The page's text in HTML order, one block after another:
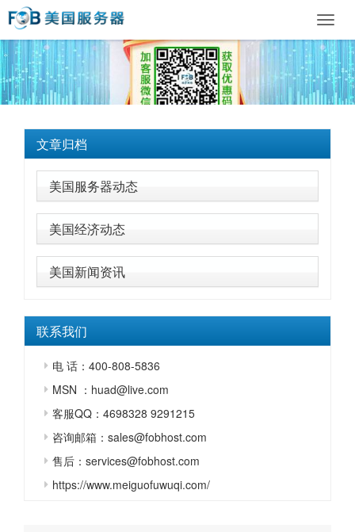
文章归档
美国服务器动态
美国经济动态
美国新闻资讯
联系我们
电 话：400-808-5836
MSN ：huad@live.com
客服QQ：4698328 9291215
咨询邮箱：sales@fobhost.com
售后：services@fobhost.com
https://www.meiguofuwuqi.com/